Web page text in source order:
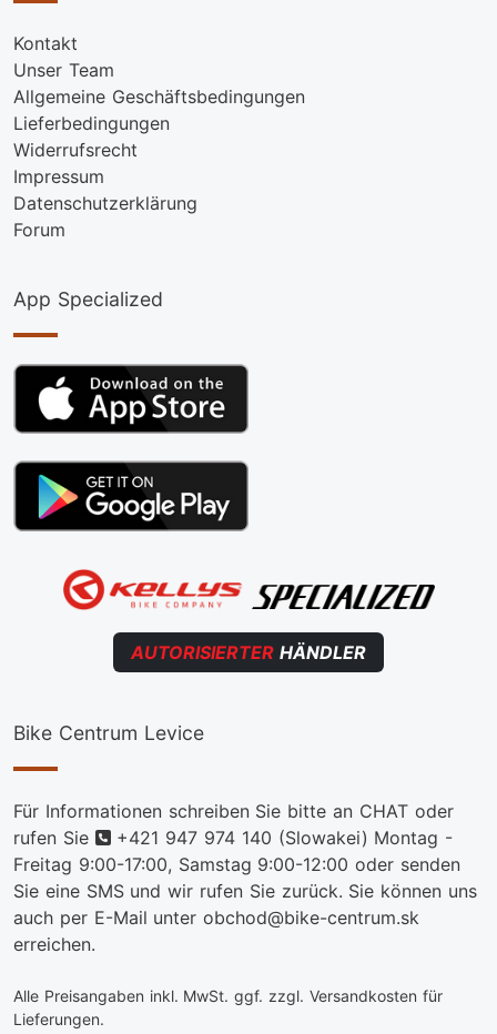
Kontakt
Unser Team
Allgemeine Geschäftsbedingungen
Lieferbedingungen
Widerrufsrecht
Impressum
Datenschutzerklärung
Forum
App Specialized
AUTORISIERTER HÄNDLER
Bike Centrum Levice
Für Informationen schreiben Sie bitte an CHAT oder
rufen Sie
telefon
+421 947 974 140 (Slowakei) Montag -
Freitag 9:00-17:00, Samstag 9:00-12:00 oder senden
Sie eine SMS und wir rufen Sie zurück. Sie können uns
auch per E-Mail unter obchod@bike-centrum.sk
erreichen.
Alle Preisangaben inkl. MwSt. ggf. zzgl. Versandkosten für
Lieferungen.